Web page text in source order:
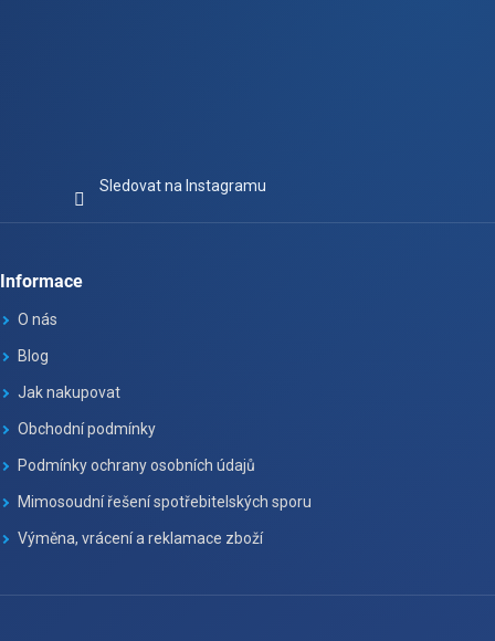
Sledovat na Instagramu
Informace
O nás
Blog
Jak nakupovat
Obchodní podmínky
Podmínky ochrany osobních údajů
Mimosoudní řešení spotřebitelských sporu
Výměna, vrácení a reklamace zboží